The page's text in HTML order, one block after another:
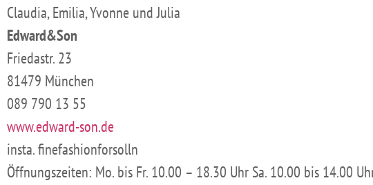
Claudia, Emilia, Yvonne und Julia
Edward&Son
Friedastr. 23
81479 München
089 790 13 55
www.edward-son.de
insta. finefashionforsolln
Öffnungszeiten: Mo. bis Fr. 10.00 – 18.30 Uhr Sa. 10.00 bis 14.00